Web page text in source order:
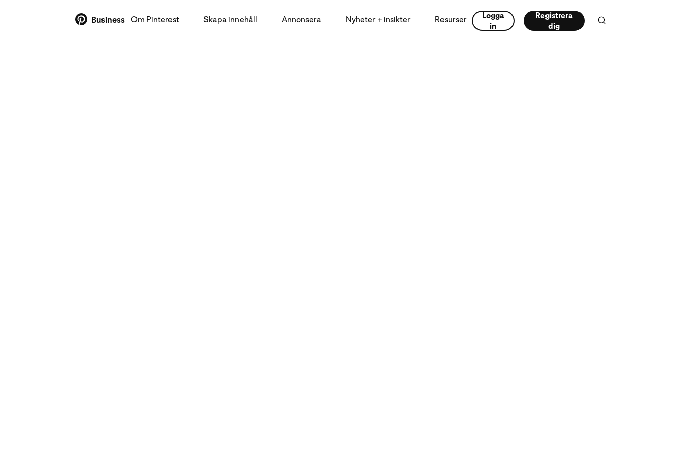
Business Om Pinterest Skapa innehåll Annonsera Nyheter + insikter Resurser
Logga
in
Registrera
dig